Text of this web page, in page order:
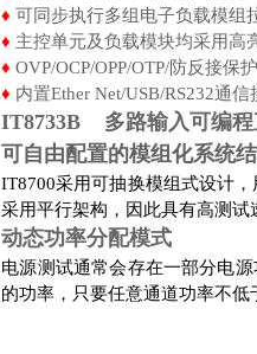
♦可同步执行多组电子负载模组
♦ 主控单元及负载模块均采用高
♦OVP/OCP/OPP/OTP/防反接保
♦ 内置Ether Net/USB/RS232通
IT8733B 多路输入可编程
可自由配置的模组化系统
IT8700采用可抽换模组式设计
采用平行架构，因此具有高测试
动态功率分配模式
电源测试通常会存在一部分电
的功率，只要任意通道功率不低